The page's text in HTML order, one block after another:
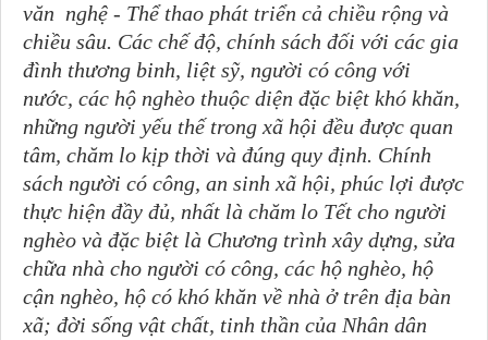
văn nghệ - Thể thao phát triển cả chiều rộng và
chiều sâu. Các chế độ, chính sách đối với các gia
đình thương binh, liệt sỹ, người có công với
nước, các hộ nghèo thuộc diện đặc biệt khó khăn,
những người yếu thế trong xã hội đều được quan
tâm, chăm lo kịp thời và đúng quy định. Chính
sách người có công, an sinh xã hội, phúc lợi được
thực hiện đầy đủ, nhất là chăm lo Tết cho người
nghèo và đặc biệt là Chương trình xây dựng, sửa
chữa nhà cho người có công, các hộ nghèo, hộ
cận nghèo, hộ có khó khăn về nhà ở trên địa bàn
xã; đời sống vật chất, tinh thần của Nhân dân